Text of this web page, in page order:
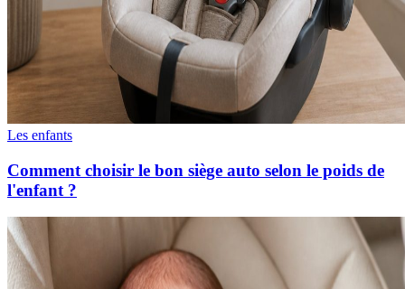
Les enfants
Comment choisir le bon siège auto selon le poids de
l'enfant ?